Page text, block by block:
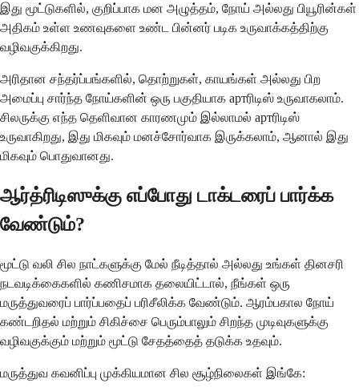
இது மூட்டுகளில், குறிப்பாக மன அழுத்தம், நோய் அல்லது பியூரின்கள்
அதிகம் உள்ள உணவுகளை உண்ட பின்னர் படிக உருவாக்கத்திற்கு
வழிவகுக்கிறது.
அரிதான சந்தர்ப்பங்களில், தொற்றுகள், காயங்கள் அல்லது பிற
அமைப்பு சார்ந்த நோய்களின் ஒரு பகுதியாக артரிடிஸ் உருவாகலாம்.
சிலருக்கு எந்த தெளிவான காரணமும் இல்லாமல் артரிடிஸ்
உருவாகிறது, இது மிகவும் மனச்சோர்வாக இருக்கலாம், ஆனால் இது
மிகவும் பொதுவானது.
ஆர்த்ரிடிஸுக்கு எப்போது டாக்டரைப் பார்க்க
வேண்டும்?
மூட்டு வலி சில நாட்களுக்கு மேல் நீடித்தால் அல்லது உங்கள் தினசரி
நடவடிக்கைகளில் கணிசமாக தலையிட்டால், நீங்கள் ஒரு
மருத்துவரைப் பார்ப்பதைப் பரிசீலிக்க வேண்டும். ஆரம்பகால நோய்
கண்டறிதல் மற்றும் சிகிச்சை பெரும்பாலும் சிறந்த முடிவுகளுக்கு
வழிவகுக்கும் மற்றும் மூட்டு சேதத்தைத் தடுக்க உதவும்.
மருத்துவ கவனிப்பு முக்கியமான சில சூழ்நிலைகள் இங்கே: